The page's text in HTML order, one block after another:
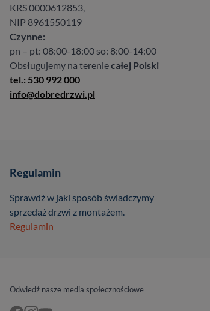
KRS 0000612853,
NIP 8961550119
Czynne:
pn – pt: 08:00-18:00 so: 8:00-14:00
Obsługujemy na tereniecałej Polski
tel.: 530 992 000
info@dobredrzwi.pl
Regulamin
Sprawdź w jaki sposób świadczymy
sprzedaż drzwi z montażem.
Regulamin
Odwiedź nasze media społecznościowe